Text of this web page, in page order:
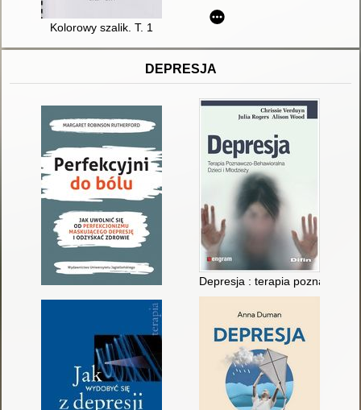
Kolorowy szalik. T. 1
DEPRESJA
Depresja : terapia poznawczo-